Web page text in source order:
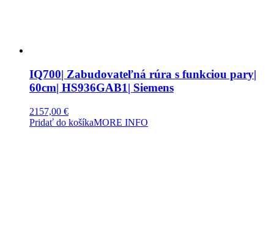
IQ700| Zabudovateľná rúra s funkciou pary|
60cm| HS936GAB1| Siemens
2157,00 €
Pridať do košíkaMORE INFO